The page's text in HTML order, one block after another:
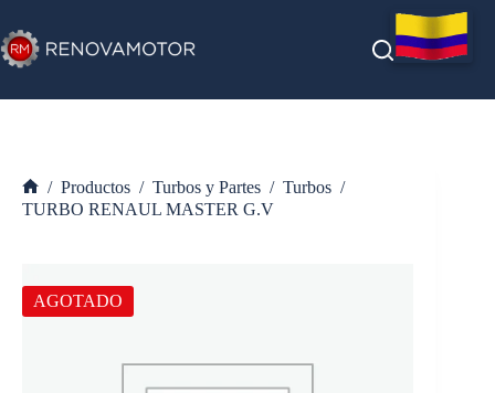
al
contenido
Inicio
/ Productos / Turbos y Partes / Turbos /
TURBO RENAUL MASTER G.V
AGOTADO